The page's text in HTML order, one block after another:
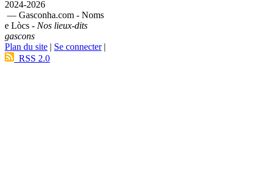
2024-2026
— Gasconha.com - Noms
e Lòcs - Nos lieux-dits
gascons
Plan du site | Se connecter|
RSS 2.0